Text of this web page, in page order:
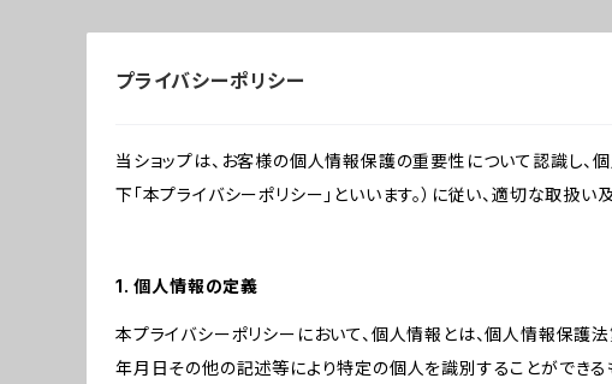
プライバシーポリシー
当ショップは、お客様の個人情報保護の重要性について認識し、
下「本プライバシーポリシー」といいます。）に従い、適切な取扱い
1. 個人情報の定義
本プライバシーポリシーにおいて、個人情報とは、個人情報保護
年月日その他の記述等により特定の個人を識別することができ